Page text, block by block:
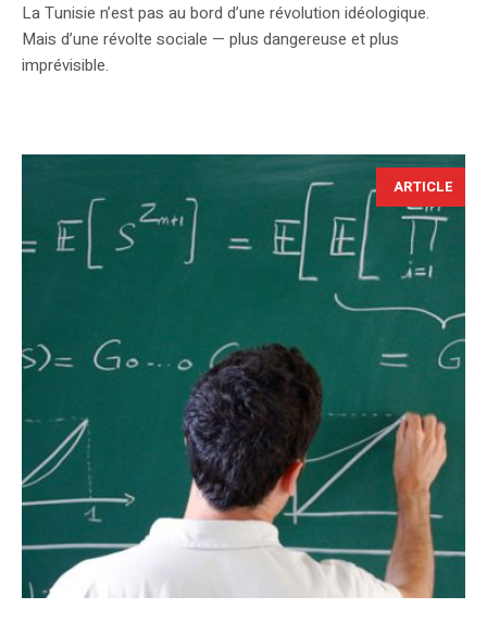
La Tunisie n’est pas au bord d’une révolution idéologique.
Mais d’une révolte sociale — plus dangereuse et plus
imprévisible.
ARTICLE